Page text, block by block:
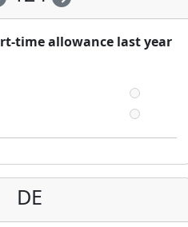
time allowance last year
DE